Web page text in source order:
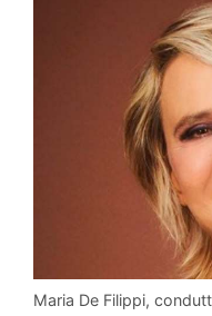
Maria De Filippi,